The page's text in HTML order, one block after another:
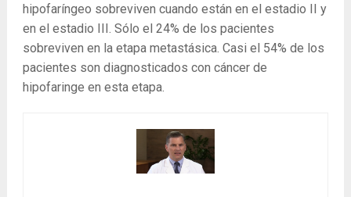
hipofaríngeo sobreviven cuando están en el estadio II y
en el estadio III. Sólo el 24% de los pacientes
sobreviven en la etapa metastásica. Casi el 54% de los
pacientes son diagnosticados con cáncer de
hipofaringe en esta etapa.